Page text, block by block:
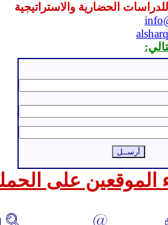
الحضارية والاستراتيجية
ـ
الموقعين على